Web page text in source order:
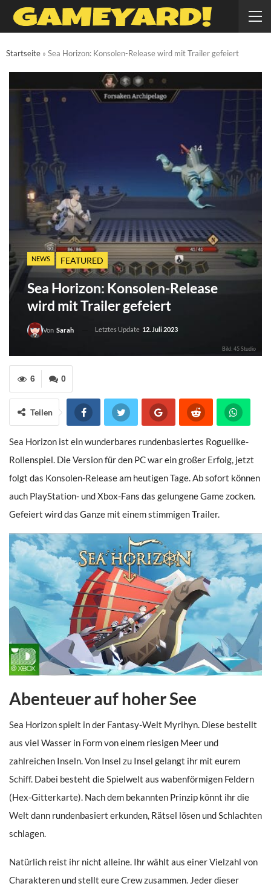
Startseite » Sea Horizon: Konsolen-Release wird mit Trailer gefeiert
NEWS FEATURED
Sea Horizon: Konsolen-Release
wird mit Trailer gefeiert
Von Sarah Letztes Update 12. Juli 2023
Bild: 45 Studio
0
6
Teilen
Sea Horizon ist ein wunderbares rundenbasiertes Roguelike-
Rollenspiel. Die Version für den PC war ein großer Erfolg, jetzt
folgt das Konsolen-Release am heutigen Tage. Ab sofort können
auch PlayStation- und Xbox-Fans das gelungene Game zocken.
Gefeiert wird das Ganze mit einem stimmigen Trailer.
Abenteuer auf hoher See
Sea Horizon spielt in der Fantasy-Welt Myrihyn. Diese bestellt
aus viel Wasser in Form von einem riesigen Meer und
zahlreichen Inseln. Von Insel zu Insel gelangt ihr mit eurem
Schiff. Dabei besteht die Spielwelt aus wabenförmigen Feldern
(Hex-Gitterkarte). Nach dem bekannten Prinzip könnt ihr die
Welt dann rundenbasiert erkunden, Rätsel lösen und Schlachten
schlagen.
Natürlich reist ihr nicht alleine. Ihr wählt aus einer Vielzahl von
Charakteren und stellt eure Crew zusammen. Jeder dieser